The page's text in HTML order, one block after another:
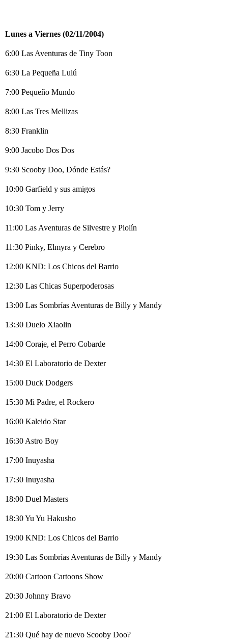
Lunes a Viernes (02/11/2004)
6:00 Las Aventuras de Tiny Toon
6:30 La Pequeña Lulú
7:00 Pequeño Mundo
8:00 Las Tres Mellizas
8:30 Franklin
9:00 Jacobo Dos Dos
9:30 Scooby Doo, Dónde Estás?
10:00 Garfield y sus amigos
10:30 Tom y Jerry
11:00 Las Aventuras de Silvestre y Piolín
11:30 Pinky, Elmyra y Cerebro
12:00 KND: Los Chicos del Barrio
12:30 Las Chicas Superpoderosas
13:00 Las Sombrías Aventuras de Billy y Mandy
13:30 Duelo Xiaolin
14:00 Coraje, el Perro Cobarde
14:30 El Laboratorio de Dexter
15:00 Duck Dodgers
15:30 Mi Padre, el Rockero
16:00 Kaleido Star
16:30 Astro Boy
17:00 Inuyasha
17:30 Inuyasha
18:00 Duel Masters
18:30 Yu Yu Hakusho
19:00 KND: Los Chicos del Barrio
19:30 Las Sombrías Aventuras de Billy y Mandy
20:00 Cartoon Cartoons Show
20:30 Johnny Bravo
21:00 El Laboratorio de Dexter
21:30 Qué hay de nuevo Scooby Doo?